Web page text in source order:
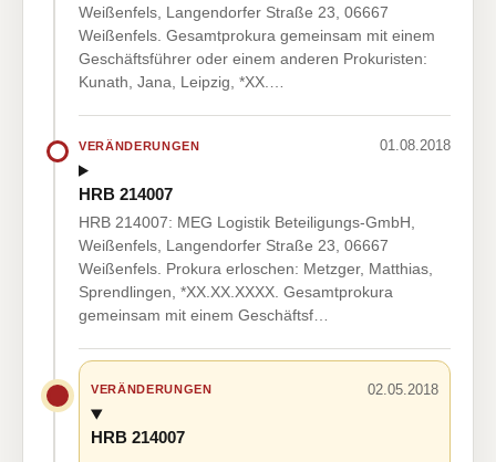
Weißenfels, Langendorfer Straße 23, 06667
Weißenfels. Gesamtprokura gemeinsam mit einem
Geschäftsführer oder einem anderen Prokuristen:
Kunath, Jana, Leipzig, *XX.…
VERÄNDERUNGEN 01.08.2018
HRB 214007
HRB 214007: MEG Logistik Beteiligungs-GmbH,
Weißenfels, Langendorfer Straße 23, 06667
Weißenfels. Prokura erloschen: Metzger, Matthias,
Sprendlingen, *XX.XX.XXXX. Gesamtprokura
gemeinsam mit einem Geschäftsf…
VERÄNDERUNGEN 02.05.2018
HRB 214007